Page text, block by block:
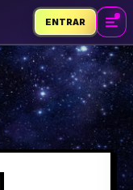
ENTRAR